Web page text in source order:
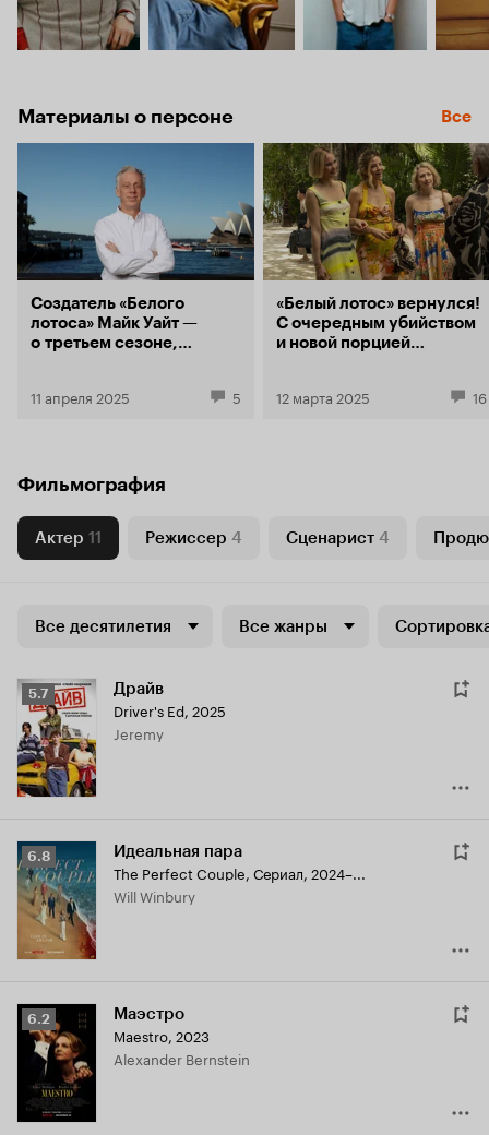
Материалы о персоне Все
Создатель «Белого
лотоса» Майк Уайт —
о третьем сезоне,
11 апреля 2025 5
«Белый лотос» вернулся!
С очередным убийством
и новой порцией
12 марта 2025 16
Фильмография
Актер 11 Режиссер 4 Сценарист 4
Все десятилетия Все жанры
Рейтинг
Кинопоиска
5.7
5.7 Драйв
Driver's Ed, 2025
Jeremy
Рейтинг
Кинопоиска
6.8
6.8 Идеальная пара
The Perfect Couple, Сериал, 2024–...
Will Winbury
Рейтинг
Кинопоиска
6.2
6.2 Маэстро
Maestro, 2023
Alexander Bernstein